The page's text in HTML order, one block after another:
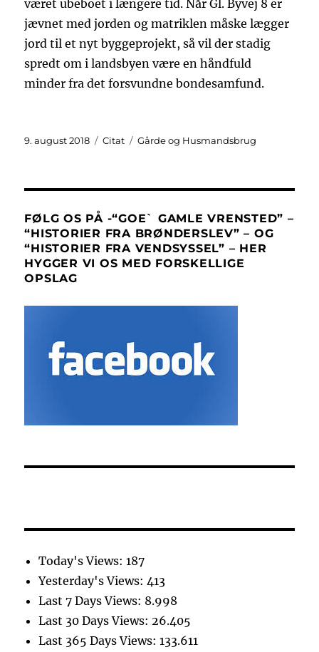
været ubeboet i længere tid. Når Gl. Byvej 8 er
jævnet med jorden og matriklen måske lægger
jord til et nyt byggeprojekt, så vil der stadig
spredt om i landsbyen være en håndfuld
minder fra det forsvundne bondesamfund.
Udgivet
9. august 2018 Format
Citat Kategorier
Gårde og Husmandsbrug
FØLG OS PÅ -“GOE` GAMLE VRENSTED” –
“HISTORIER FRA BRØNDERSLEV” – OG
“HISTORIER FRA VENDSYSSEL” – HER
HYGGER VI OS MED FORSKELLIGE
OPSLAG
Today's Views:187
Yesterday's Views: 413
Last 7 Days Views: 8.998
Last 30 Days Views: 26.405
Last 365 Days Views:133.611